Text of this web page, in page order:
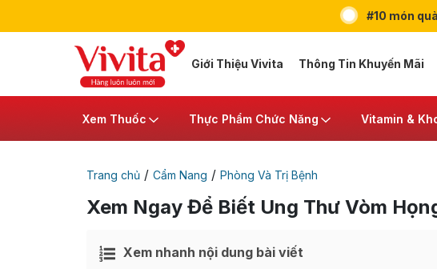
#10 món
Giới Thiệu Vivita Thông Tin Khuyến Mãi
Xem Thuốc Thực Phẩm Chức Năng Vitamin &
Trang chủ / Cẩm Nang / Phòng Và Trị Bệnh
Xem Ngay Để Biết Ung Thư Vòm
Xem nhanh nội dung bài viết
Ẩn